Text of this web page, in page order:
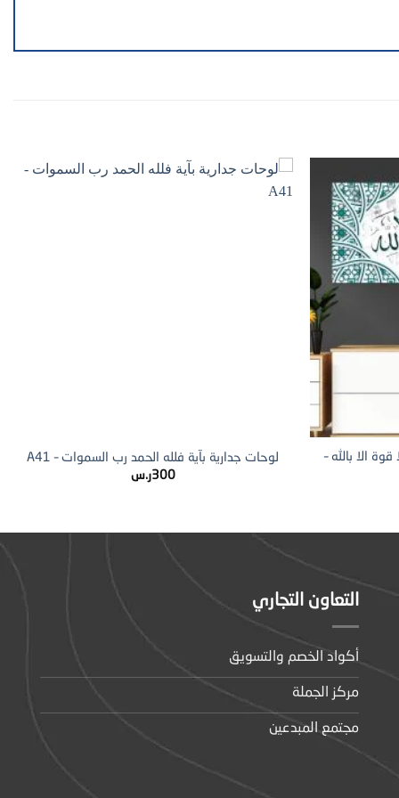
+
الا بالله –
لوحات جدارية بآية فلله الحمد رب السموات – A41
300ر.س
التعاون التجاري
أكواد الخصم والتسويق
مركز الجملة
مجتمع المبدعين